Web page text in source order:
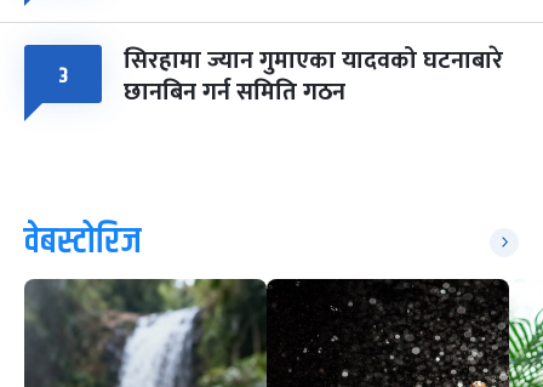
३ सिरहामा ज्यान गुमाएका यादवको घटनाबारे
छानबिन गर्न समिति गठन
वेबस्टोरिज